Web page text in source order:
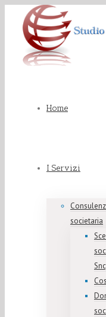
Home
I Servizi
societaria